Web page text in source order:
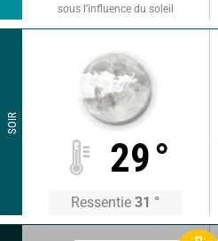
sous l’influence du soleil
SOIR
29°
Ressentie 31 °